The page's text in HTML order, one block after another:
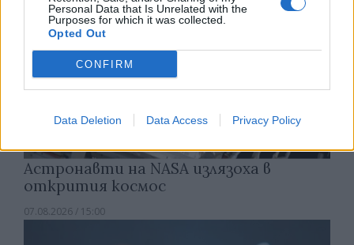
Personal Data that Is Unrelated with the
Purposes for which it was collected.
Opted Out
CONFIRM
Data Deletion Data Access Privacy Policy
Астронавти на NASA излязоха в
открития космос
07.08.2026 / 15:00